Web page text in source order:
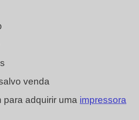
venda
para adquirir uma impressora